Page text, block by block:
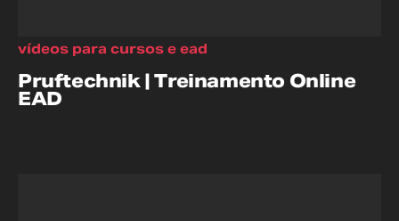
Pruftechnik | Treinamento Online
EAD
vídeos para cursos e ead